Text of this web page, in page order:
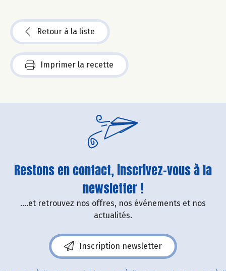
Retour à la liste
Imprimer la recette
Restons en contact, inscrivez-vous à la
newsletter !
....et retrouvez nos offres, nos événements et nos
actualités.
Inscription newsletter